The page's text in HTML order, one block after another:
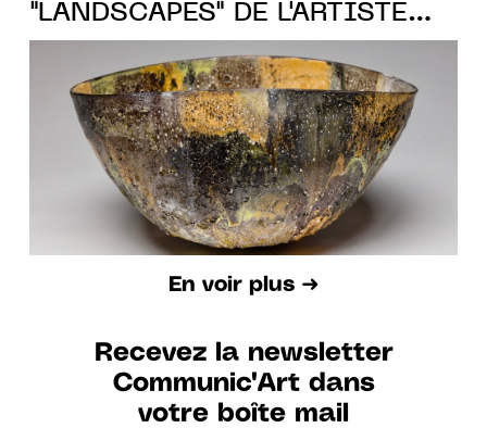
"LANDSCAPES" DE L'ARTISTE
JAY KVAPIL
En voir plus ➜
Recevez la newsletter
Communic'Art dans
votre boîte mail